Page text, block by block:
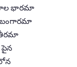
భారమా
బంగారమా
తీరమా
పైన